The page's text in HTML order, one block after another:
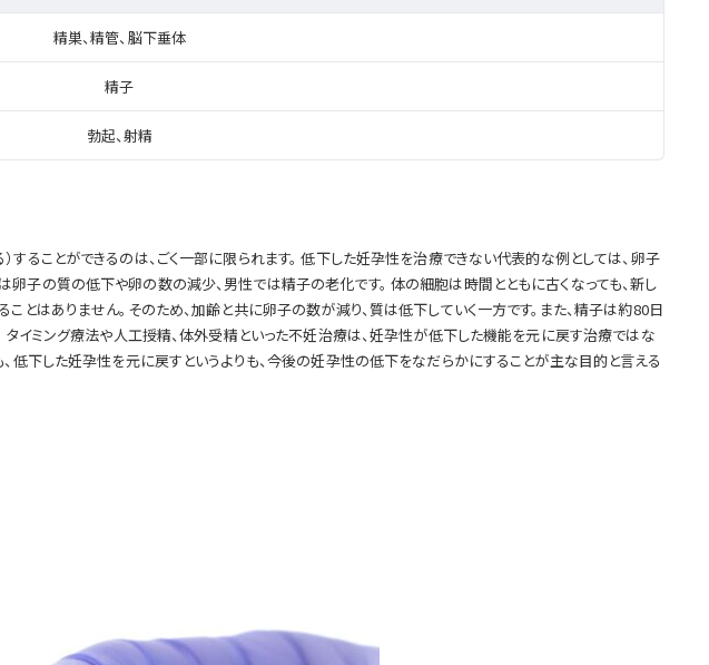
精巣、精管、脳下垂体
精子
勃起、射精
ることができるのは、ごく一部に限られます。 低下した妊孕性を治療できない代表的な例としては、卵子
子の質の低下や卵の数の減少、男性では精子の老化です。 体の細胞は時間とともに古くなっても、新し
はありません。そのため、加齢と共に卵子の数が減り、質は低下していく一方です。また、精子は約80日
イミング療法や人工授精、体外受精といった不妊治療は、妊孕性が低下した機能を元に戻す治療ではな
低下した妊孕性を元に戻すというよりも、今後の妊孕性の低下をなだらかにすることが主な目的と言える